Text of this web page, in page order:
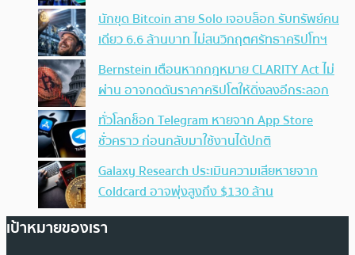
นักขุด Bitcoin สาย Solo เจอบล็อก รับทรัพย์คน
เดียว 6.6 ล้านบาท ไม่สนวิกฤตศรัทธาคริปโทฯ
Bernstein เตือนหากกฎหมาย CLARITY Act ไม่
ผ่าน อาจกดดันราคาคริปโตให้ดิ่งลงอีกระลอก
ทั่วโลกช็อก Telegram หายจาก App Store
ชั่วคราว ก่อนกลับมาใช้งานได้ปกติ
Galaxy Research ประเมินความเสียหายจาก
Coldcard อาจพุ่งสูงถึง $130 ล้าน
เป้าหมายของเรา